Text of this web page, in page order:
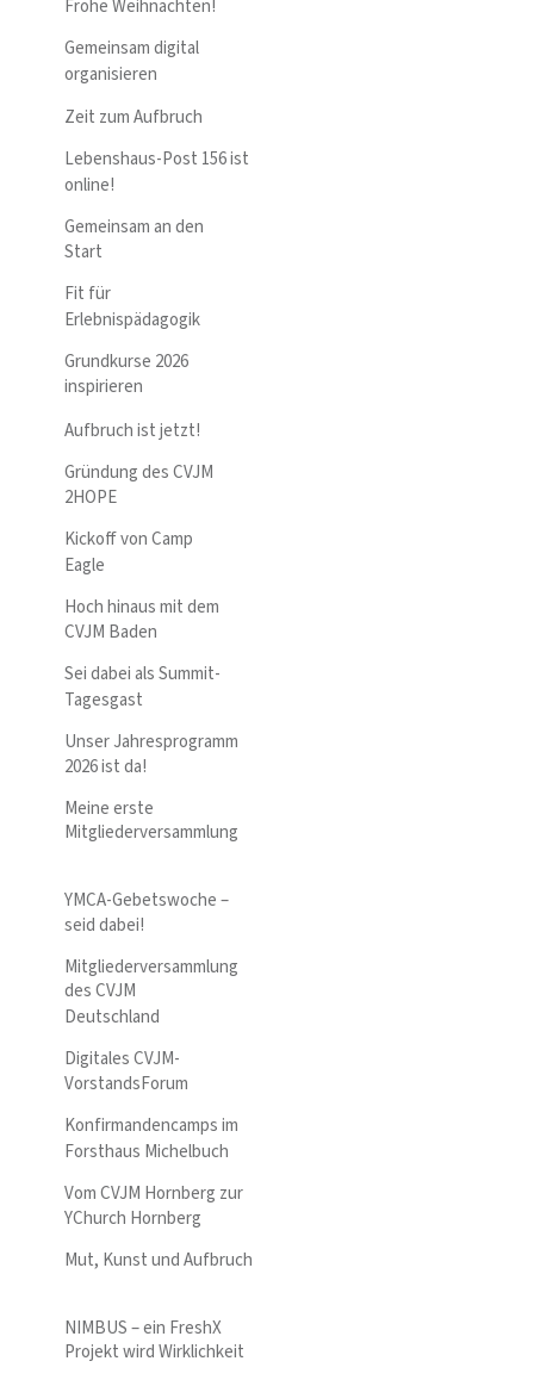
Frohe Weihnachten!
Gemeinsam digital
organisieren
Zeit zum Aufbruch
Lebenshaus-Post 156 ist
online!
Gemeinsam an den
Start
Fit für
Erlebnispädagogik
Grundkurse 2026
inspirieren
Aufbruch ist jetzt!
Gründung des CVJM
2HOPE
Kickoff von Camp
Eagle
Hoch hinaus mit dem
CVJM Baden
Sei dabei als Summit-
Tagesgast
Unser Jahresprogramm
2026 ist da!
Meine erste
Mitgliederversammlung
YMCA-Gebetswoche –
seid dabei!
Mitgliederversammlung
des CVJM
Deutschland
Digitales CVJM-
VorstandsForum
Konfirmandencamps im
Forsthaus Michelbuch
Vom CVJM Hornberg zur
YChurch Hornberg
Mut, Kunst und Aufbruch
NIMBUS – ein FreshX
Projekt wird Wirklichkeit